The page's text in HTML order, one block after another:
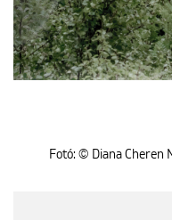
Fotó: © Diana Cheren